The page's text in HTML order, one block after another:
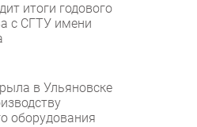
итоги годового
с СГТУ имени
в Ульяновске
оборудования